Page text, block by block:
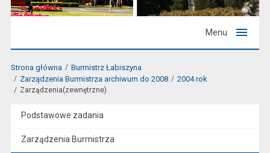
Menu
Strona główna
Burmistrz Łabiszyna
Zarządzenia Burmistrza archiwum do 2008
2004 rok
Zarządzenia(zewnętrzne)
Podstawowe zadania
Zarządzenia Burmistrza